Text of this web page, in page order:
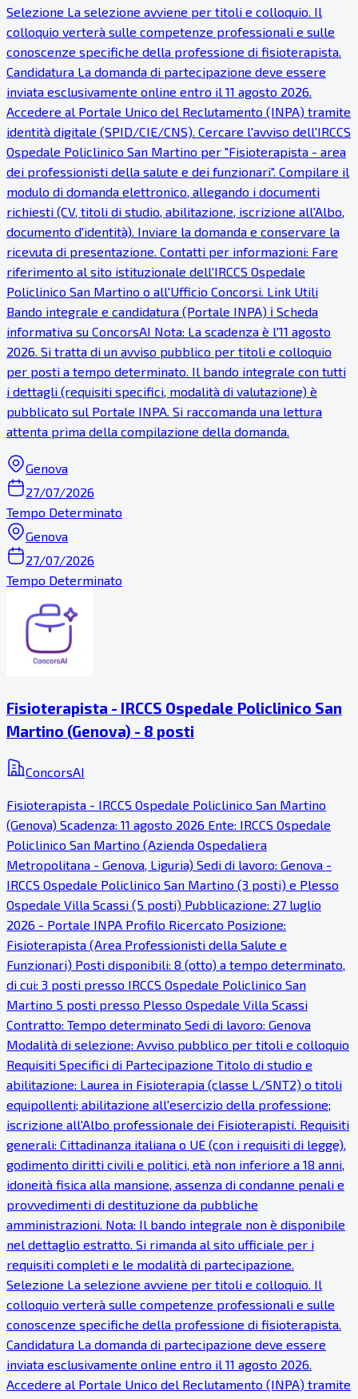
Selezione La selezione avviene per titoli e colloquio. Il
colloquio verterà sulle competenze professionali e sulle
conoscenze specifiche della professione di fisioterapista.
Candidatura La domanda di partecipazione deve essere
inviata esclusivamente online entro il 11 agosto 2026.
Accedere al Portale Unico del Reclutamento (INPA) tramite
identità digitale (SPID/CIE/CNS). Cercare l'avviso dell'IRCCS
Ospedale Policlinico San Martino per "Fisioterapista - area
dei professionisti della salute e dei funzionari". Compilare il
modulo di domanda elettronico, allegando i documenti
richiesti (CV, titoli di studio, abilitazione, iscrizione all'Albo,
documento d'identità). Inviare la domanda e conservare la
ricevuta di presentazione. Contatti per informazioni: Fare
riferimento al sito istituzionale dell'IRCCS Ospedale
Policlinico San Martino o all'Ufficio Concorsi. Link Utili
Bando integrale e candidatura (Portale INPA) ℹ Scheda
informativa su ConcorsAI Nota: La scadenza è l'11 agosto
2026. Si tratta di un avviso pubblico per titoli e colloquio
per posti a tempo determinato. Il bando integrale con tutti
i dettagli (requisiti specifici, modalità di valutazione) è
pubblicato sul Portale INPA. Si raccomanda una lettura
attenta prima della compilazione della domanda.
Genova
27/07/2026
Tempo Determinato
Genova
27/07/2026
Tempo Determinato
Fisioterapista - IRCCS Ospedale Policlinico San
Martino (Genova) - 8 posti
ConcorsAI
Fisioterapista - IRCCS Ospedale Policlinico San Martino
(Genova) Scadenza: 11 agosto 2026 Ente: IRCCS Ospedale
Policlinico San Martino (Azienda Ospedaliera
Metropolitana - Genova, Liguria) Sedi di lavoro: Genova -
IRCCS Ospedale Policlinico San Martino (3 posti) e Plesso
Ospedale Villa Scassi (5 posti) Pubblicazione: 27 luglio
2026 - Portale INPA Profilo Ricercato Posizione:
Fisioterapista (Area Professionisti della Salute e
Funzionari) Posti disponibili: 8 (otto) a tempo determinato,
di cui: 3 posti presso IRCCS Ospedale Policlinico San
Martino 5 posti presso Plesso Ospedale Villa Scassi
Contratto: Tempo determinato Sedi di lavoro: Genova
Modalità di selezione: Avviso pubblico per titoli e colloquio
Requisiti Specifici di Partecipazione Titolo di studio e
abilitazione: Laurea in Fisioterapia (classe L/SNT2) o titoli
equipollenti; abilitazione all'esercizio della professione;
iscrizione all'Albo professionale dei Fisioterapisti. Requisiti
generali: Cittadinanza italiana o UE (con i requisiti di legge),
godimento diritti civili e politici, età non inferiore a 18 anni,
idoneità fisica alla mansione, assenza di condanne penali e
provvedimenti di destituzione da pubbliche
amministrazioni. Nota: Il bando integrale non è disponibile
nel dettaglio estratto. Si rimanda al sito ufficiale per i
requisiti completi e le modalità di partecipazione.
Selezione La selezione avviene per titoli e colloquio. Il
colloquio verterà sulle competenze professionali e sulle
conoscenze specifiche della professione di fisioterapista.
Candidatura La domanda di partecipazione deve essere
inviata esclusivamente online entro il 11 agosto 2026.
Accedere al Portale Unico del Reclutamento (INPA) tramite